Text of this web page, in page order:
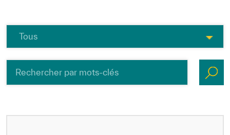
Cadre de la Gouvernance
Normes Internationales de Qualité et
d’Excellence
Ce que nous faisons